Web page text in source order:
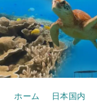
ホーム 日本国内